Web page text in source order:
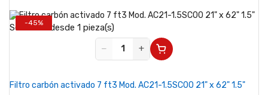
-45%
Se vende desde 1 pieza(s)
−
+
Filtro carbón activado 7 ft3 Mod. AC21-1.5SC00 21" x 62" 1.5"